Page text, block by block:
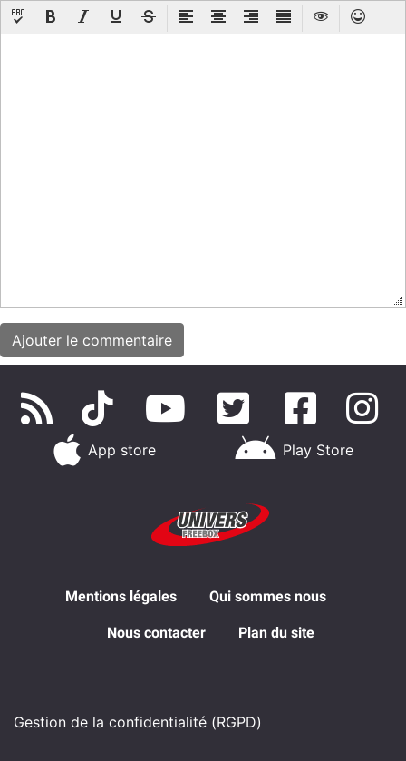
App store Play Store
Mentions légales Qui sommes nous
Nous contacter Plan du site
Gestion de la confidentialité (RGPD)